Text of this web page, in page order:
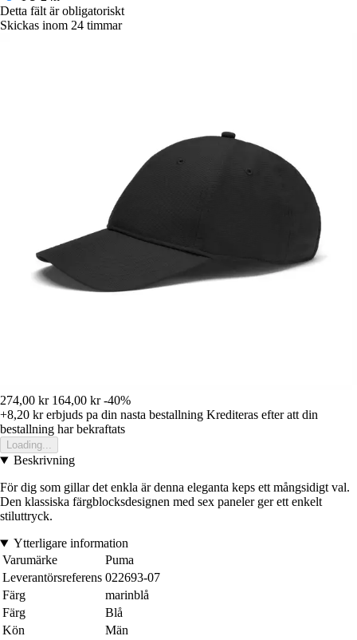
Detta fält är obligatoriskt
Skickas inom 24 timmar
274,00 kr 164,00 kr -40%
+8,20 krerbjuds pa din nasta bestallning Krediteras efter att din
bestallning har bekraftats
Loading...
Beskrivning
För dig som gillar det enkla är denna eleganta keps ett mångsidigt val.
Den klassiska färgblocksdesignen med sex paneler ger ett enkelt
stiluttryck.
Ytterligare information
Varumärke
Puma
Leverantörsreferens 022693-07
Färg
marinblå
Färg
Blå
Kön
Män